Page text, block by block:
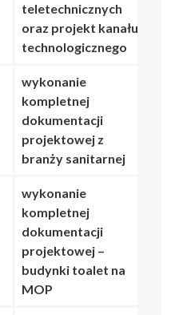
teletechnicznych
oraz projekt kanału
technologicznego
wykonanie
kompletnej
dokumentacji
projektowej z
branży sanitarnej
wykonanie
kompletnej
dokumentacji
projektowej –
budynki toalet na
MOP